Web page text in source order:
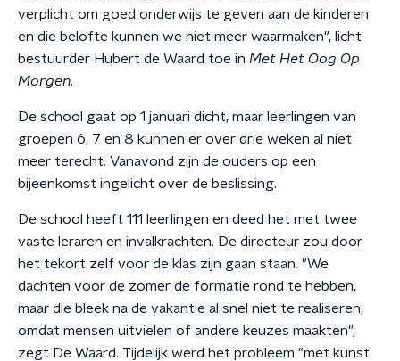
verplicht om goed onderwijs te geven aan de kinderen
en die belofte kunnen we niet meer waarmaken", licht
bestuurder Hubert de Waard toe in Met Het Oog Op
Morgen.
De school gaat op 1 januari dicht, maar leerlingen van
groepen 6, 7 en 8 kunnen er over drie weken al niet
meer terecht. Vanavond zijn de ouders op een
bijeenkomst ingelicht over de beslissing.
De school heeft 111 leerlingen en deed het met twee
vaste leraren en invalkrachten. De directeur zou door
het tekort zelf voor de klas zijn gaan staan. "We
dachten voor de zomer de formatie rond te hebben,
maar die bleek na de vakantie al snel niet te realiseren,
omdat mensen uitvielen of andere keuzes maakten",
zegt De Waard. Tijdelijk werd het probleem "met kunst